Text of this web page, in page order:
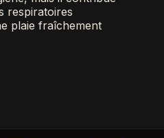
respiratoires
plaie fraîchement